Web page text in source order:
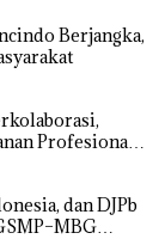
Berjangka,
Profesional
dan DJPb